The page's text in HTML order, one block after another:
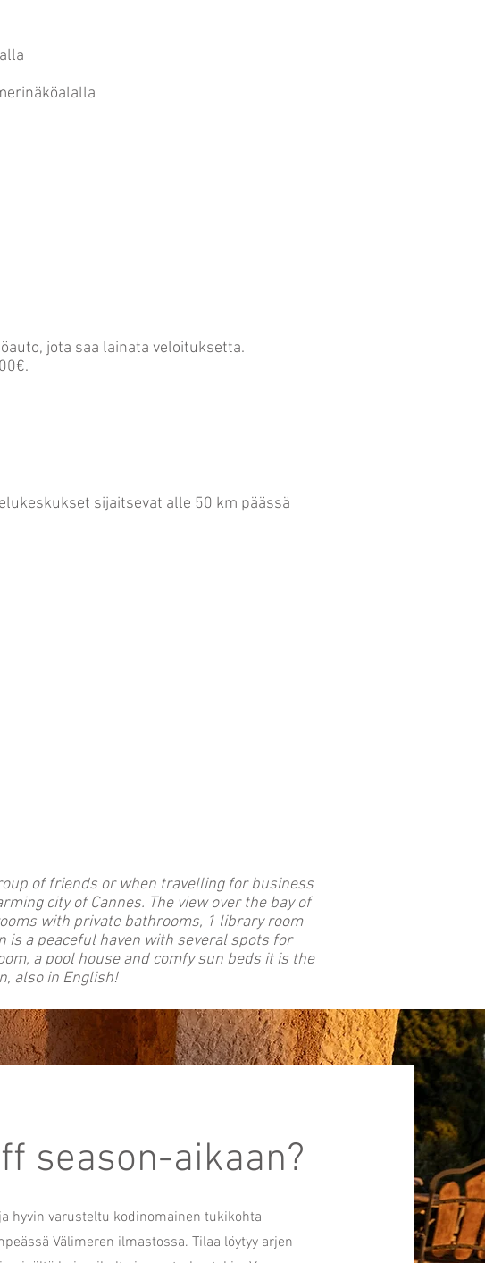
jota saa lainata veloituksetta.
sijaitsevat alle 50 km päässä
of friends or when travelling for business
city of Cannes. The view over the bay of
with private bathrooms, 1 library room
is a peaceful haven with several spots for
a pool house and comfy sun beds it is the
also in English!
season-aikaan?
hyvin varusteltu kodinomainen tukikohta
Välimeren ilmastossa. Tilaa löytyy arjen